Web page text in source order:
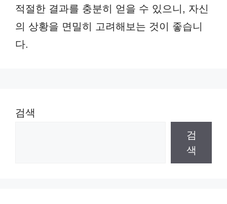
적절한 결과를 충분히 얻을 수 있으니, 자신
의 상황을 면밀히 고려해보는 것이 좋습니
다.
검색
검
색